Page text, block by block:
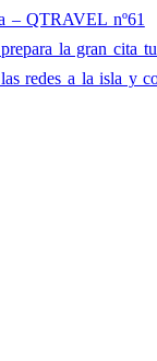
– QTRAVEL nº61
la gran cita
redes a la isla y